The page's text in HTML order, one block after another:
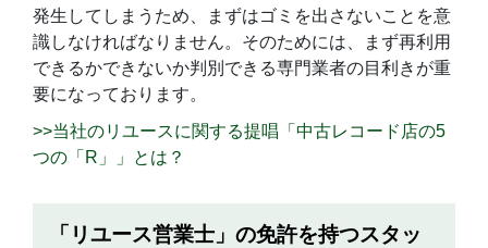
発生してしまうため、まずはゴミを出さないことを意
識しなければなりません。そのためには、まず再利用
できるかできないか判別できる専門業者の目利きが重
要になっております。
>>当社のリユースに関する提唱「中古レコード店の5
つの「R」」とは？
「リユース営業士」の免許を持つスタッ